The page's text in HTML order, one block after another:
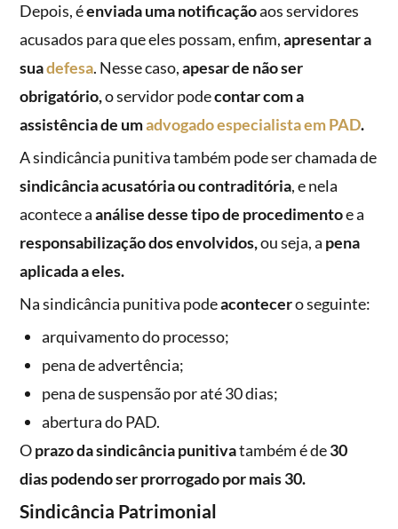
Depois, éenviada uma notificaçãoaos servidores
acusados para que eles possam, enfim,apresentar a
suadefesa. Nesse caso,apesar de não ser
obrigatório,o servidor podecontar com a
assistência de umadvogado especialista em PAD.
A sindicância punitiva também pode ser chamada de
sindicância acusatória ou contraditória, e nela
acontece aanálise desse tipo de procedimentoe a
responsabilização dos envolvidos,ou seja, a pena
aplicada a eles.
Na sindicância punitiva podeacontecero seguinte:
arquivamento do processo;
pena de advertência;
pena de suspensão por até 30 dias;
abertura do PAD.
Oprazo da sindicância punitivatambém é de30
dias podendo ser prorrogado por mais 30.
Sindicância Patrimonial